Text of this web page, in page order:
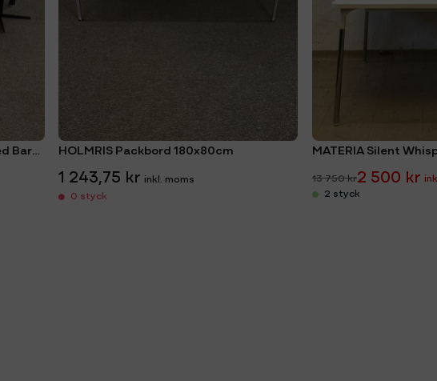
Konferensbord Höj & Sänkbart med Barstolar Paket HOLMRIS Packbord 180x80cm
1 243,75 kr
0 styck
13 750 kr2 500 kr
2 styck